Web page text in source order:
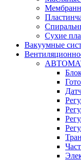
Сухие
Вакуумные